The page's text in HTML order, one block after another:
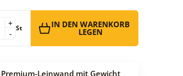
-
+ St IN DEN WARENKORB
LEGEN
Premium-Leinwand mit Gewicht